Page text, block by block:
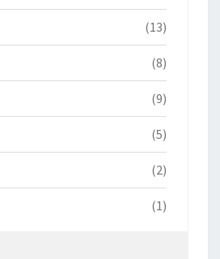
(13)
(8)
(9)
(5)
(2)
(1)